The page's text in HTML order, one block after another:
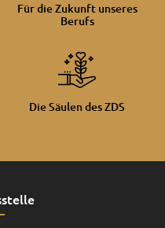
Für die Zukunft unseres
Berufs
Die Säulen des ZDS